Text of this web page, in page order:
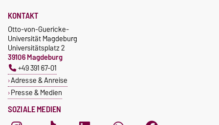
SOZIALE MEDIEN
KONTAKT
Otto-von-Guericke-
Universität Magdeburg
Universitätsplatz 2
39106 Magdeburg
+49 391 67-01
Adresse & Anreise
Presse & Medien